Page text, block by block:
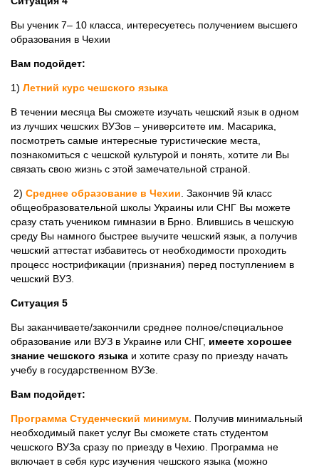
Вы ученик 7– 10 класса, интересуетесь получением высшего
образования в Чехии
Вам подойдет:
1) Летний курс чешского языка
В течении месяца Вы сможете изучать чешский язык в одном
из лучших чешских ВУЗов – университете им. Масарика,
посмотреть самые интересные туристические места,
познакомиться с чешской культурой и понять, хотите ли Вы
связать свою жизнь с этой замечательной страной.
2) Среднее образование в Чехии . Закончив 9й класс
общеобразовательной школы Украины или СНГ Вы можете
сразу стать учеником гимназии в Брно. Влившись в чешскую
среду Вы намного быстрее выучите чешский язык, а получив
чешский аттестат избавитесь от необходимости проходить
процесс нострификации (признания) перед поступлением в
чешский ВУЗ.
Ситуация 5
Вы заканчиваете/закончили среднее полное/специальное
образование или ВУЗ в Украине или СНГ, имеете хорошее
знание чешского языка и хотите сразу по приезду начать
учебу в государственном ВУЗе.
Вам подойдет:
Программа Студенческий минимум . Получив минимальный
необходимый пакет услуг Вы сможете стать студентом
чешского ВУЗа сразу по приезду в Чехию. Программа не
включает в себя курс изучения чешского языка (можно